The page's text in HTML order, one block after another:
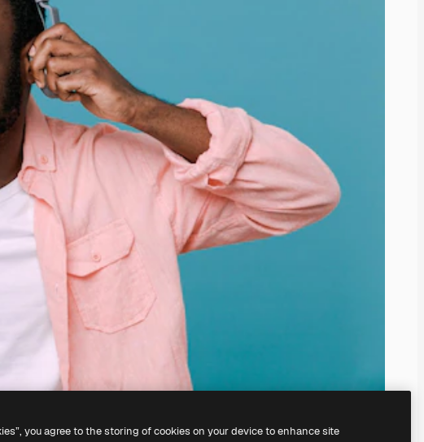
you agree to the storing of cookies on your device to enhance site